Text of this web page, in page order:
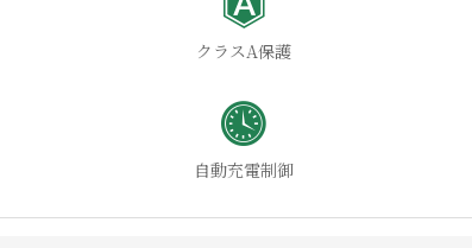
クラスA保護
自動充電制御